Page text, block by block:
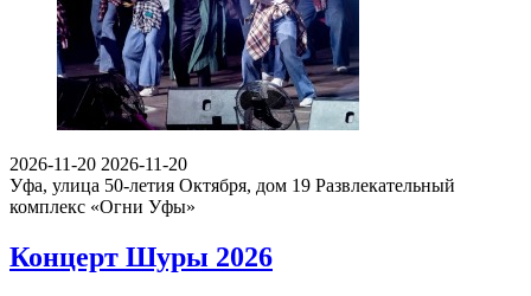
2026-11-20 2026-11-20
Уфа, улица 50-летия Октября, дом 19 Развлекательный
комплекс «Огни Уфы»
Концерт Шуры 2026